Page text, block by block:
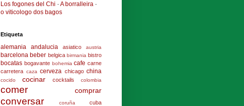
Los fogones del Chi · A borralleira ·
o viticologo dos bagos
Etiqueta
alemania andalucia asiatico austria
barcelona beber belgica birmania bistro
bocatas bogavante bohemia cafe carne
carretera caza cerveza chicago china
cocido cocinar cocktails colombia
comer comprar
conversar coruña
cuba